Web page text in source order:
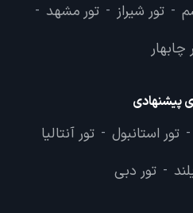
- تور شیراز - تور مشهد -
چابهار
پیشنهادی
- تور استانبول - تور آنتالیا
- تور دبی